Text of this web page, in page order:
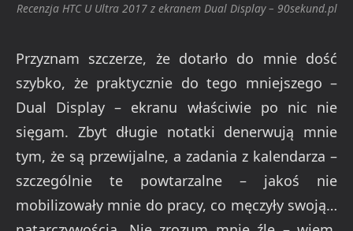
Recenzja HTC U Ultra 2017 z ekranem Dual Display – 90sekund.pl
Przyznam szczerze, że dotarło do mnie dość
szybko, że praktycznie do tego mniejszego –
Dual Display – ekranu właściwie po nic nie
sięgam. Zbyt długie notatki denerwują mnie
tym, że są przewijalne, a zadania z kalendarza –
szczególnie te powtarzalne – jakoś nie
mobilizowały mnie do pracy, co męczyły swoją…